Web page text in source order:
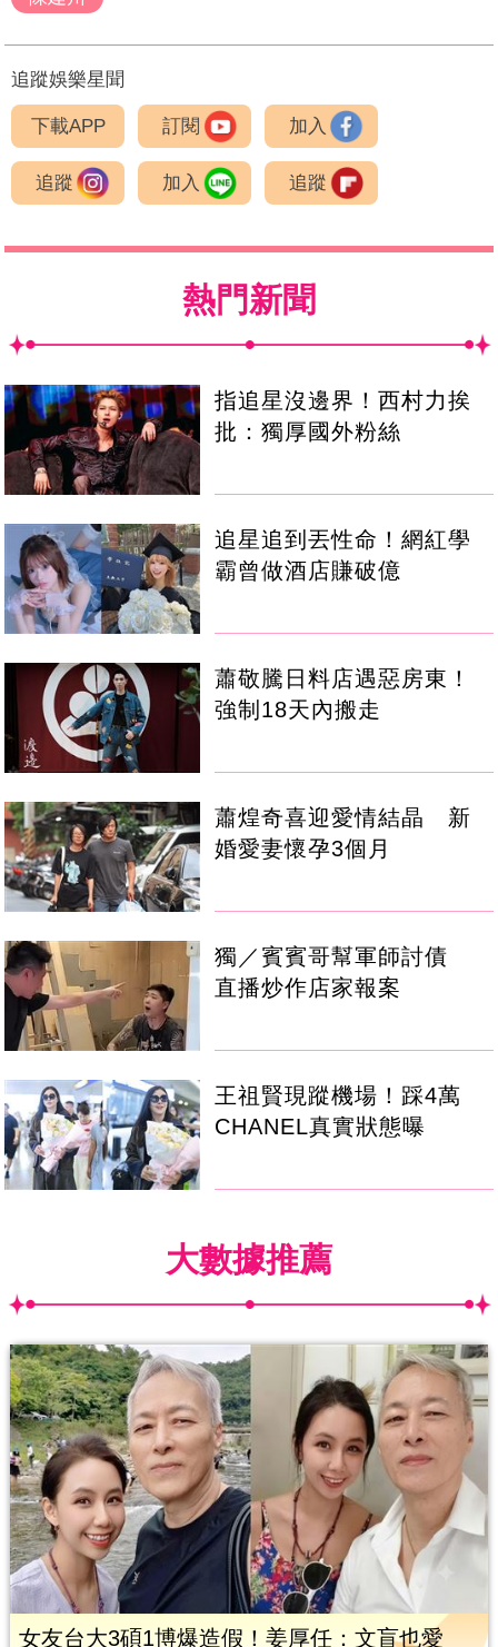
追蹤娛樂星聞
下載APP 訂閱 加入
追蹤 加入 追蹤
熱門新聞
指追星沒邊界！西村力挨
批：獨厚國外粉絲
追星追到丟性命！網紅學
霸曾做酒店賺破億
蕭敬騰日料店遇惡房東！
強制18天內搬走
蕭煌奇喜迎愛情結晶 新
婚愛妻懷孕3個月
獨／賓賓哥幫軍師討債
直播炒作店家報案
王祖賢現蹤機場！踩4萬
CHANEL真實狀態曝
大數據推薦
女友台大3碩1博爆造假！姜厚任：文盲也愛